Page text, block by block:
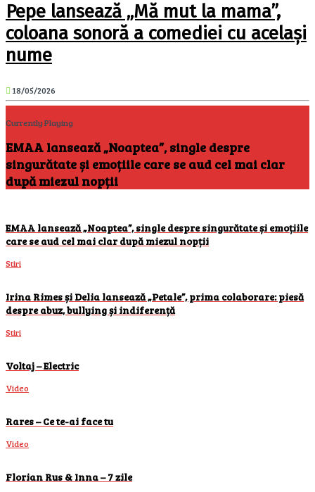
Pepe lansează „Mă mut la mama”,
coloana sonoră a comediei cu același
nume
18/05/2026
Currently Playing
EMAA lansează „Noaptea”, single despre
singurătate și emoțiile care se aud cel mai clar
după miezul nopții
EMAA lansează „Noaptea”, single despre singurătate și emoțiile
care se aud cel mai clar după miezul nopții
Stiri
Irina Rimes și Delia lansează „Petale”, prima colaborare: piesă
despre abuz, bullying și indiferență
Stiri
Voltaj – Electric
Video
Rares – Ce te-ai face tu
Video
Florian Rus & Inna – 7 zile